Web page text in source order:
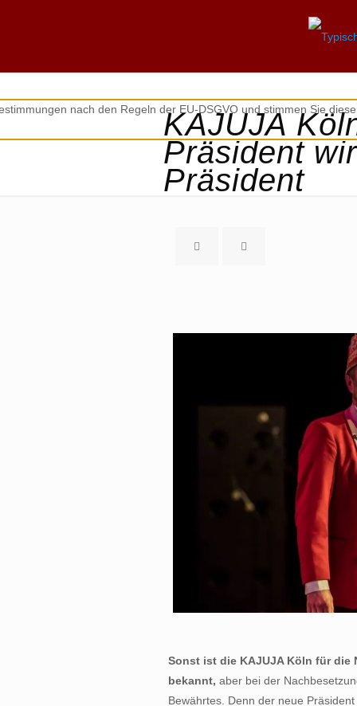
KAJUJA
Präsident
Präsident
Sonst ist die KAJUJA Köln für die
bekannt, aber bei der
Bewährtes. Denn der neue
nach den Regeln der EU-DSGVO und stimmen Sie